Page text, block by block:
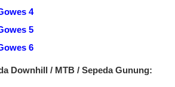
4
5
6
Downhill / MTB / Sepeda Gunung: